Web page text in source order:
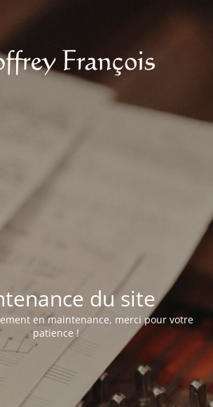
du site
en maintenance, merci pour votre
patience !